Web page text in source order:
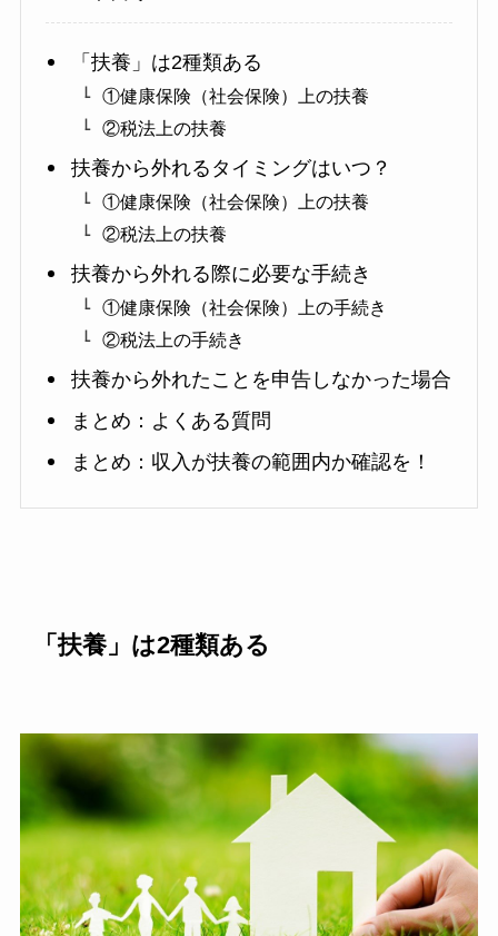
「扶養」は2種類ある
①健康保険（社会保険）上の扶養
②税法上の扶養
扶養から外れるタイミングはいつ？
①健康保険（社会保険）上の扶養
②税法上の扶養
扶養から外れる際に必要な手続き
①健康保険（社会保険）上の手続き
②税法上の手続き
扶養から外れたことを申告しなかった場合
まとめ：よくある質問
まとめ：収入が扶養の範囲内か確認を！
「扶養」は2種類ある